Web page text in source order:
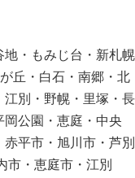
・もみじ台・新札幌
丘・白石・南郷・北
別・野幌・里塚・長
公園・恵庭・中央
平市・旭川市・芦別
市・恵庭市・江別